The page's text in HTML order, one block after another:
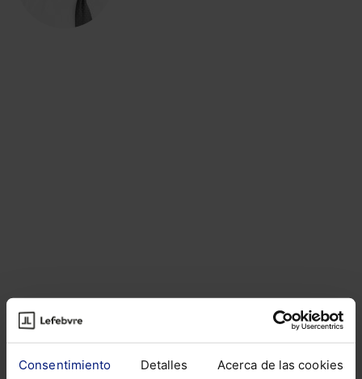
Consentimiento Detalles Acerca de las cookies
Artículos del autor Sobre el autor